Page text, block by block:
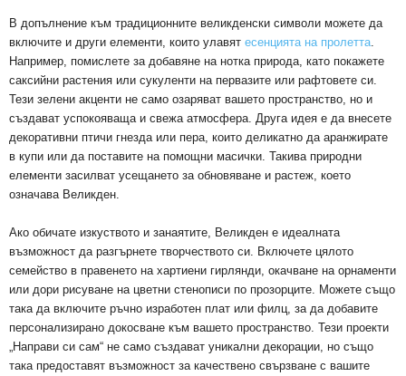
В допълнение към традиционните великденски символи можете да
включите и други елементи, които улавят есенцията на пролетта
Например, помислете за добавяне на нотка природа, като покажете
саксийни растения или сукуленти на первазите или рафтовете си.
Тези зелени акценти не само озаряват вашето пространство, но и
създават успокояваща и свежа атмосфера. Друга идея е да внесете
декоративни птичи гнезда или пера, които деликатно да аранжирате
в купи или да поставите на помощни масички. Такива природни
елементи засилват усещането за обновяване и растеж, което
означава Великден.
Ако обичате изкуството и занаятите, Великден е идеалната
възможност да разгърнете творчеството си. Включете цялото
семейство в правенето на хартиени гирлянди, окачване на орнаменти
или дори рисуване на цветни стенописи по прозорците. Можете също
така да включите ръчно изработен плат или филц, за да добавите
персонализирано докосване към вашето пространство. Тези проекти
„Направи си сам“ не само създават уникални декорации, но също
така предоставят възможност за качествено свързване с вашите